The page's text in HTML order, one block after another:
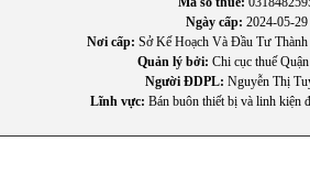
Đặt máy ở vị trí bằng phẳng,
trực tiếp và nguồn nhiệt.
Kết nối ống cấp nước và nguồn
của nhà sản xuất.
Ngày cấp: 2024-05-29
Nơi cấp: Sở Kế Hoạch Và Đầu Tư
Quản lý bởi: Chi cục thuế
Người ĐDPL: Nguyễn Thị
Lĩnh vực: Bán buôn thiết bị và linh kiện